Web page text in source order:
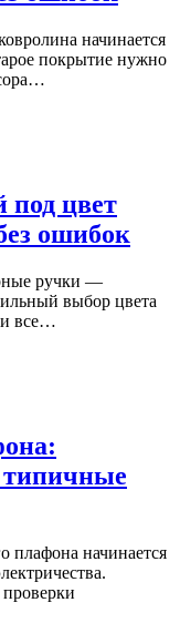
начинается
покрытие нужно
под цвет
ошибок
ручки —
выбор цвета
все…
типичные
плафона начинается
проверки